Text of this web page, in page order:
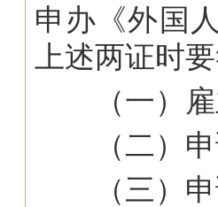
申办《外国
上述两证时
（一）雇
（二）申
（三）申